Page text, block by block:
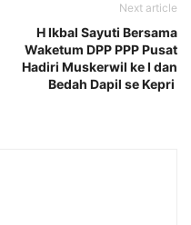
Next article
H Ikbal Sayuti Bersama
Waketum DPP PPP Pusat
Hadiri Muskerwil ke I dan
Bedah Dapil se Kepri